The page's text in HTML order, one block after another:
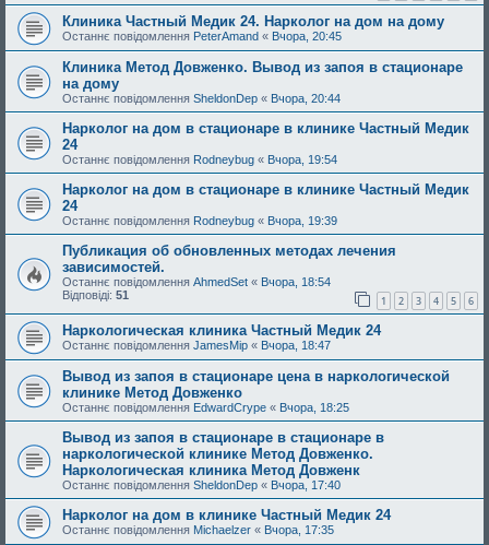
Клиника Частный Медик 24. Нарколог на дом на дому
Останнє повідомлення PeterAmand « Вчора, 20:45
Клиника Метод Довженко. Вывод из запоя в стационаре
на дому
Останнє повідомлення SheldonDep « Вчора, 20:44
Нарколог на дом в стационаре в клинике Частный Медик
24
Останнє повідомлення Rodneybug « Вчора, 19:54
Нарколог на дом в стационаре в клинике Частный Медик
24
Останнє повідомлення Rodneybug « Вчора, 19:39
Публикация об обновленных методах лечения
зависимостей.
Останнє повідомлення AhmedSet « Вчора, 18:54
Відповіді: 51 1 2 3 4 5 6
Наркологическая клиника Частный Медик 24
Останнє повідомлення JamesMip « Вчора, 18:47
Вывод из запоя в стационаре цена в наркологической
клинике Метод Довженко
Останнє повідомлення EdwardCrype « Вчора, 18:25
Вывод из запоя в стационаре в стационаре в
наркологической клинике Метод Довженко.
Наркологическая клиника Метод Довженк
Останнє повідомлення SheldonDep « Вчора, 17:40
Нарколог на дом в клинике Частный Медик 24
Останнє повідомлення Michaelzer « Вчора, 17:35